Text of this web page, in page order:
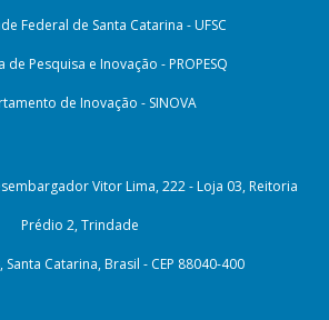
Federal de Santa Catarina - UFSC
Pesquisa e Inovação - PROPESQ
de Inovação - SINOVA
Vitor Lima, 222 - Loja 03, Reitoria
Prédio 2, Trindade
Catarina, Brasil - CEP 88040-400